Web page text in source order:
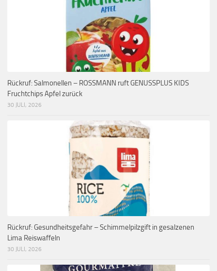
Rückruf: Salmonellen – ROSSMANN ruft GENUSSPLUS KIDS
Fruchtchips Apfel zurück
30 JULI, 2026
Rückruf: Gesundheitsgefahr – Schimmelpilzgift in gesalzenen
Lima Reiswaffeln
30 JULI, 2026